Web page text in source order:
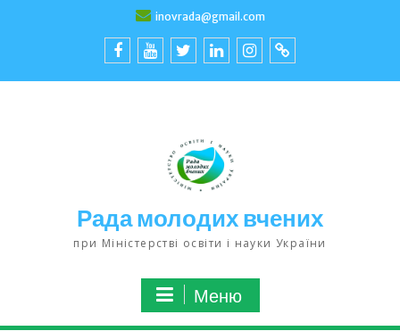
inovrada@gmail.com
Рада молодих вчених
при Міністерстві освіти і науки України
Меню